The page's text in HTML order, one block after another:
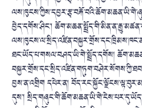
བྱེད་དགོས་ཤིང་།
ཐང་ཡོད་པ་གསལ་བཤད་ཡི་གེ་སྤྲོད་དགོས།
བྱས་ན་འགྲིག དཔེར་ན།
དུས་།